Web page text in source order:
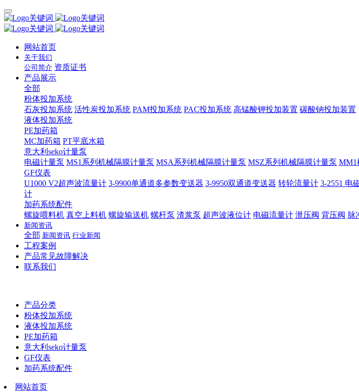
网站首页
关于我们
公司简介 资质证书
产品展示
全部
粉体投加系统
石灰投加系统 活性炭投加系统 PAM投加系统 PAC投加系统 高锰酸钾投加装置 碳酸钠投加装置
液体投加系统
PE加药箱
MC加药箱 PT平底水箱
意大利seko计量泵
电磁计量泵 MS1系列机械隔膜计量泵 MSA系列机械隔膜计量泵 MSZ系列机械隔膜计量泵 MM1
GF仪表
U1000 V2超声波流量计 3-9900单通道多参数变送器 3-9950双通道变送器 转轮流量计 3-2551 电
计
加药系统配件
螺旋喂料机 真空上料机 螺旋输送机 螺杆泵 渣浆泵 超声波液位计 电磁流量计 泄压阀 背压阀 脉
新闻资讯
全部 新闻资讯 行业新闻
工程案例
产品常见故障解决
联系我们
产品分类
粉体投加系统
液体投加系统
PE加药箱
意大利seko计量泵
GF仪表
加药系统配件
网站首页